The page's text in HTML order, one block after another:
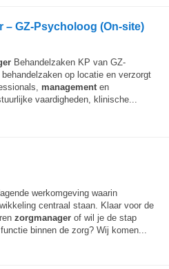
– GZ-Psycholoog (On-site)
Behandelzaken KP van GZ-
op locatie en verzorgt
managementen
vaardigheden, klinische...
werkomgeving waarin
centraal staan. Klaar voor de
zorgmanager of wil je de stap
binnen de zorg? Wij komen...